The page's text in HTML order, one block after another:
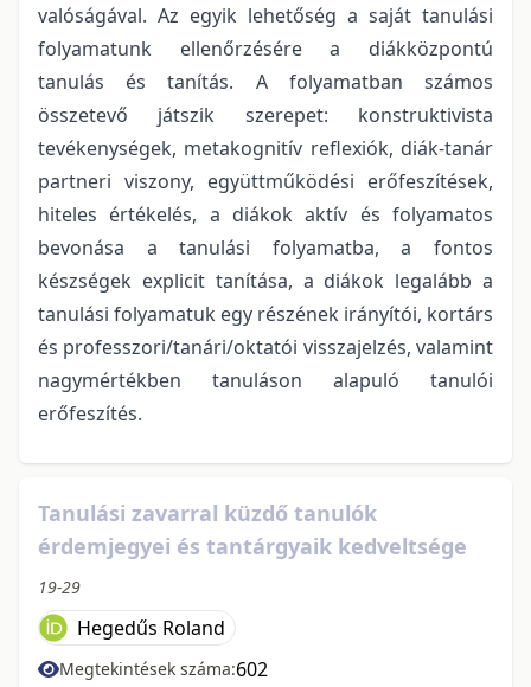
valóságával. Az egyik lehetőség a saját tanulási
folyamatunk ellenőrzésére a diákközpontú
tanulás és tanítás. A folyamatban számos
összetevő játszik szerepet: konstruktivista
tevékenységek, metakognitív reflexiók, diák-tanár
partneri viszony, együttműködési erőfeszítések,
hiteles értékelés, a diákok aktív és folyamatos
bevonása a tanulási folyamatba, a fontos
készségek explicit tanítása, a diákok legalább a
tanulási folyamatuk egy részének irányítói, kortárs
és professzori/tanári/oktatói visszajelzés, valamint
nagymértékben tanuláson alapuló tanulói
erőfeszítés.
Tanulási zavarral küzdő tanulók
érdemjegyei és tantárgyaik kedveltsége
19-29
Hegedűs Roland
Megtekintések száma:602